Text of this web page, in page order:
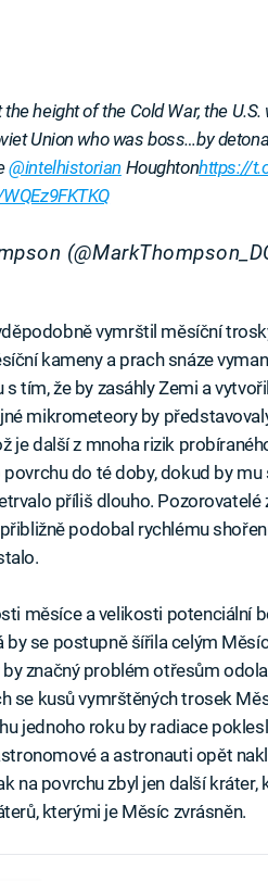
height of the Cold War, the
Union who was boss…by
@intelhistorian Houghtonhttps://
vymrštil měsíční
kameny a prach snáze
s tím, že by zasáhly Zemi a
mikrometeory by
je další z mnoha rizik
do té doby, dokud by
příliš dlouho.
podobal rychlému
měsíce a velikosti potenciální
by se postupně šířila celým
by značný problém otřesům
se kusů vymrštěných trosek
jednoho roku by radiace
a astronauti opět
na povrchu zbyl jen další
kterými je Měsíc zvrásněn.